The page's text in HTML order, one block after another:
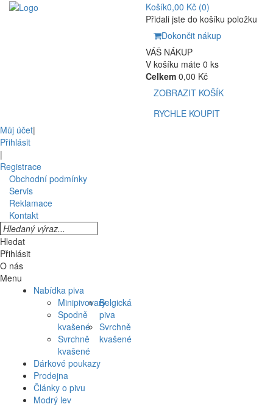
Košík0,00 Kč (0)
Přidali jste do košíku položku
Dokončit nákup
VÁŠ NÁKUP
V košíku máte 0 ks
Celkem 0,00 Kč
ZOBRAZIT KOŠÍK
RYCHLE KOUPIT
Můj účet|
Přihlásit
|
Registrace
Obchodní podmínky
Servis
Reklamace
Kontakt
Hledat
Přihlásit
O nás
Menu
Nabídka piva
Minipivovary
Spodně
kvašené
Svrchně
kvašené
Belgická
piva
Svrchně
kvašené
Dárkové poukazy
Prodejna
Články o pivu
Modrý lev